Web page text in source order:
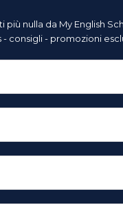
più nulla da My English
- consigli - promozioni